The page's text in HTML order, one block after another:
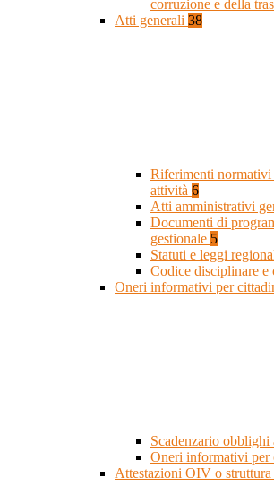
corruzione e della
Atti generali 38
Riferimenti normativi
attività 6
Atti amministrativi
Documenti di
gestionale 5
Statuti e leggi
Codice disciplinare e
Oneri informativi per
Scadenzario
Oneri informativi per
Attestazioni OIV o struttura